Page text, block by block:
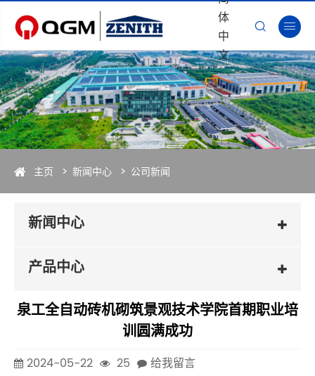
体
中
文
 
主页 新闻中心 公司新闻
新闻中心
产品中心
泉工全自动砖机砌筑景观技术学院首期职业培
训圆满成功
2024-05-22 25
给我留言